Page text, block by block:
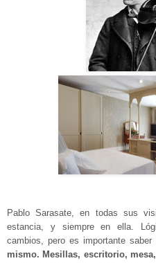
Pablo Sarasate, en todas sus
estancia, y siempre en ella.
cambios, pero es importante saber
mismo. Mesillas, escritorio,